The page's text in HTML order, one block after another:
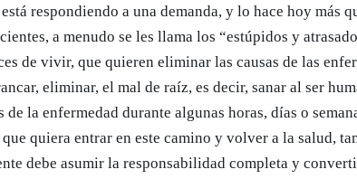
respondiendo a una demanda, y lo hace hoy más
a menudo se les llama los “estúpidos y
de vivir, que quieren eliminar las causas de las
eliminar, el mal de raíz, es decir, sanar al ser
la enfermedad durante algunas horas, días o
quiera entrar en este camino y volver a la salud,
debe asumir la responsabilidad completa y